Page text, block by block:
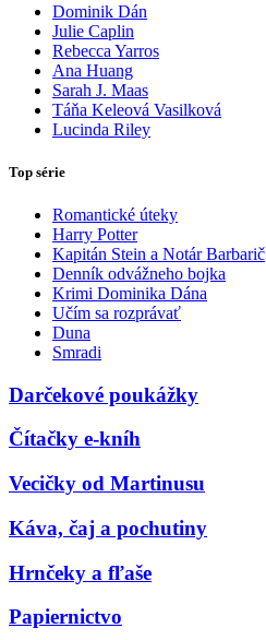
Dominik Dán
Julie Caplin
Rebecca Yarros
Ana Huang
Sarah J. Maas
Táňa Keleová Vasilková
Lucinda Riley
Top série
Romantické úteky
Harry Potter
Kapitán Stein a Notár Barbarič
Denník odvážneho bojka
Krimi Dominika Dána
Učím sa rozprávať
Duna
Smradi
Darčekové poukážky
Čítačky e-kníh
Vecičky od Martinusu
Káva, čaj a pochutiny
Hrnčeky a fľaše
Papiernictvo